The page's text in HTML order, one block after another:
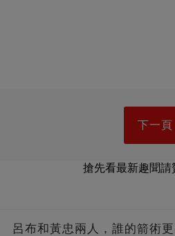
下一頁
搶先看最新趣聞請
呂布和黃忠兩人，誰的箭術